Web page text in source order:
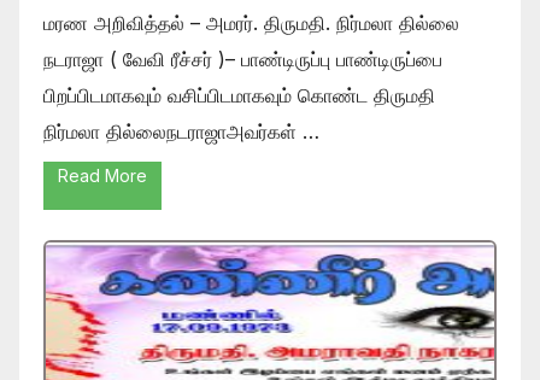
மரண அறிவித்தல் – அமரர். திருமதி. நிர்மலா தில்லை
நடராஜா ( வேவி ரீச்சர் )– பாண்டிருப்பு பாண்டிருப்பை
பிறப்பிடமாகவும் வசிப்பிடமாகவும் கொண்ட திருமதி
நிர்மலா தில்லைநடராஜாஅவர்கள் …
Read More